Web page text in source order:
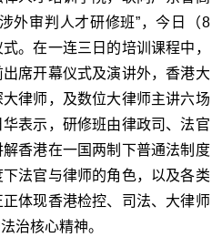
外审判人才研修班”，今日（8
。在一连三日的培训课程中，
席开幕仪式及演讲外，香港大
律师，及数位大律师主讲六场
表示，研修班由律政司、法官
香港在一国两制下普通法制度
法官与律师的角色，以及各类
体现香港检控、司法、大律师
治核心精神。